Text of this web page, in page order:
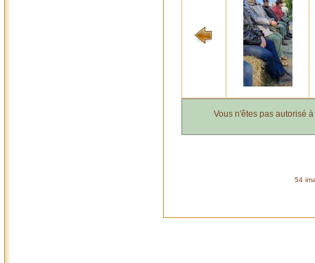
Vous n'êtes pas autorisé
54